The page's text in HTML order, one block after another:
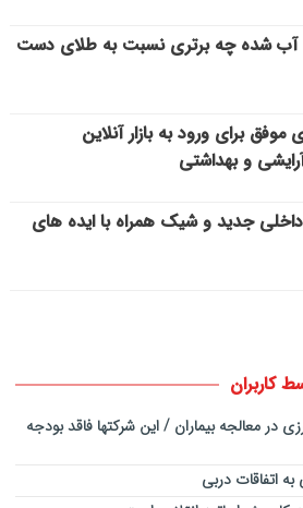
آب شده چه برتری نسبت به طلای دست
موفق برای ورود به بازار آنلاین
و بهداشتی
جدید و شیک همراه با ایده های
کاربران
در معالجه بیماران / این شرکتها فاقد بودجه
اتفاقات دربی